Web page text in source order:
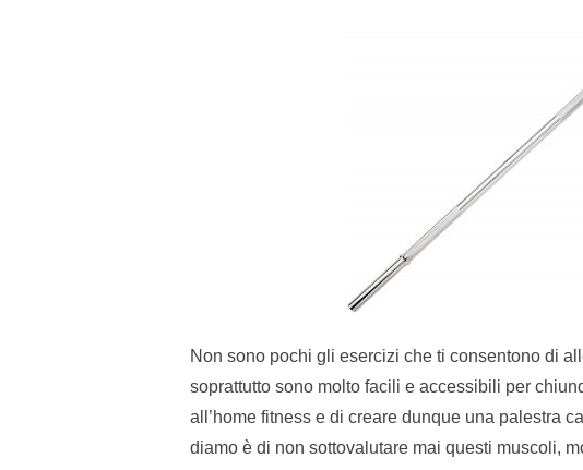
Non sono pochi gli esercizi che ti consentono di
soprattutto sono molto facili e accessibili per
all’home fitness e di creare dunque una palestra
diamo è di non sottovalutare mai questi muscoli,